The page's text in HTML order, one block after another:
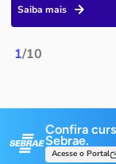
1/10
Saiba mais
Confira
Sebrae.
Acesse o Portal